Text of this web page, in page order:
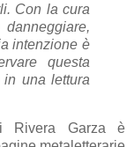
Con la cura
intenzione è
questa
in una lettura
Rivera Garza è